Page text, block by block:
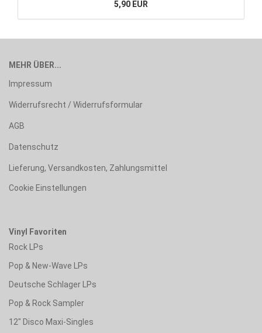
5,90 EUR
MEHR ÜBER...
Impressum
Widerrufsrecht / Widerrufsformular
AGB
Datenschutz
Lieferung, Versandkosten, Zahlungsmittel
Cookie Einstellungen
Vinyl Favoriten
Rock LPs
Pop & New-Wave LPs
Deutsche Schlager LPs
Pop & Rock Sampler
12" Disco Maxi-Singles